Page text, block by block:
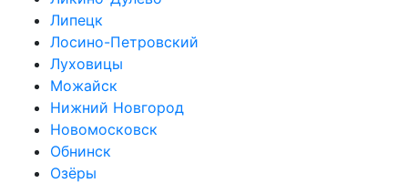
Липецк
Лосино-Петровский
Луховицы
Можайск
Нижний Новгород
Новомосковск
Обнинск
Озёры